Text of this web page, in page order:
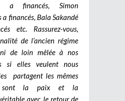
a financés, Simon
a financés, Bala Sakandé
etc. Rassurez-vous,
de l’ancien régime
ni de loin mêlée à nos
si elles veulent nous
partagent les mêmes
sont la paix et la
avec le retour de